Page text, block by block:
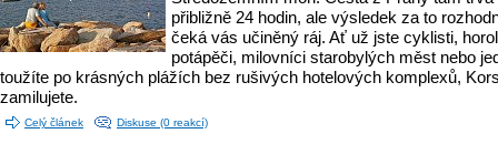
přibližně 24 hodin, ale výsledek za to
čeká vás učiněný ráj. Ať už jste cyklisti,
potápěči, milovníci starobylých měst nebo
toužíte po krásných plážích bez rušivých hotelových komplexů,
zamilujete.
Celý článek Diskuse (0 reakcí)